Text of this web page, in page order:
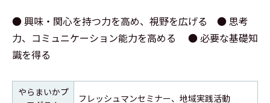
● 興味・関心を持つ力を高め、視野を広げる ● 思考
力、コミュニケーション能力を高める ● 必要な基礎知
識を得る
やらまいかプ
フレッシュマンセミナー、地域実践活動